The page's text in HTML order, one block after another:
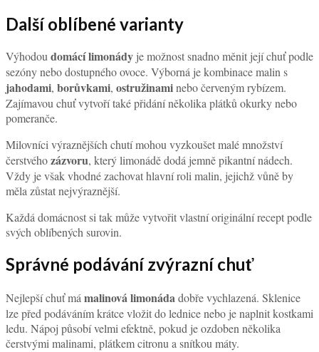
Další oblíbené varianty
Výhodoudomácí limonády je možnost snadno měnit její chuť podle
sezóny nebo dostupného ovoce. Výborná je kombinace malin s
jahodami, borůvkami, ostružinaminebo červeným rybízem.
Zajímavou chuť vytvoří také přidání několika plátků okurky nebo
pomeranče.
Milovníci výraznějších chutí mohou vyzkoušet malé množství
čerstvéhozázvoru, který limonádě dodá jemně pikantní nádech.
Vždy je však vhodné zachovat hlavní roli malin, jejichž vůně by
měla zůstat nejvýraznější.
Každá domácnost si tak může vytvořit vlastní originální recept podle
svých oblíbených surovin.
Správné podávání zvýrazní chuť
Nejlepší chuť mámalinová limonádadobře vychlazená. Sklenice
lze před podáváním krátce vložit do lednice nebo je naplnit kostkami
ledu. Nápoj působí velmi efektně, pokud je ozdoben několika
čerstvými malinami, plátkem citronu a snítkou máty.